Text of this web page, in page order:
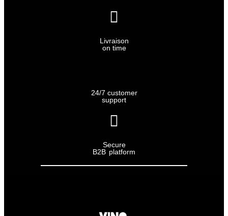
Livraison
on time
24/7 customer
support
Secure
B2B platform